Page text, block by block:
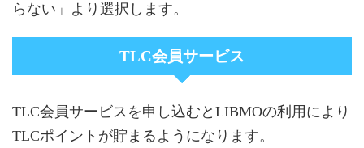
らない」より選択します。
TLC会員サービス
TLC会員サービスを申し込むとLIBMOの利用により
TLCポイントが貯まるようになります。